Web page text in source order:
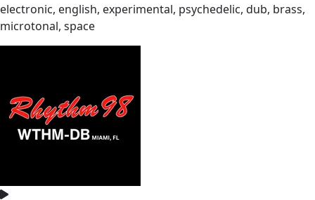
electronic, english, experimental, psychedelic, dub, brass,
microtonal, space